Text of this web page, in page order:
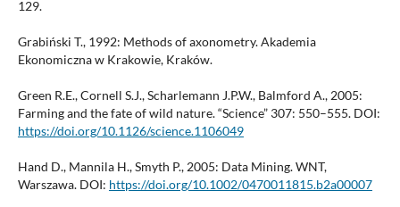
129.
Grabiński T., 1992: Methods of axonometry. Akademia
Ekonomiczna w Krakowie, Kraków.
Green R.E., Cornell S.J., Scharlemann J.P.W., Balmford A., 2005:
Farming and the fate of wild nature. “Science” 307: 550–555. DOI:
https://doi.org/10.1126/science.1106049
Hand D., Mannila H., Smyth P., 2005: Data Mining. WNT,
Warszawa. DOI: https://doi.org/10.1002/0470011815.b2a00007